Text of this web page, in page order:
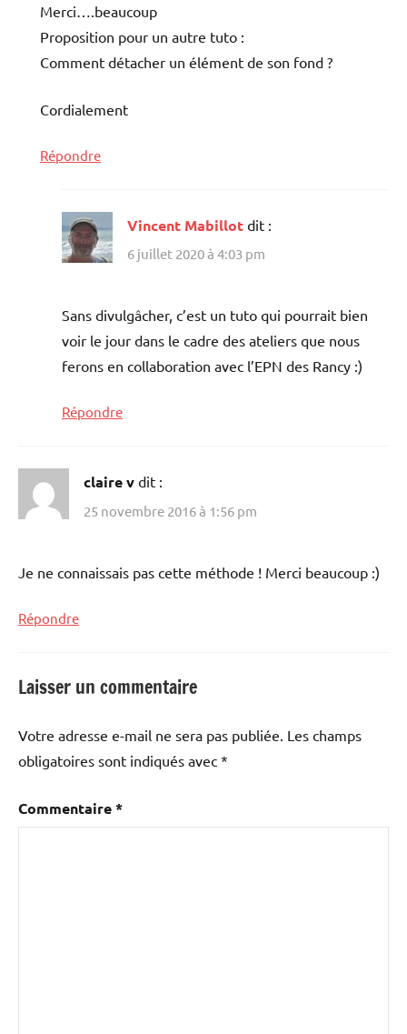
Merci….beaucoup
Proposition pour un autre tuto :
Comment détacher un élément de son fond ?
Cordialement
Répondre
Vincent Mabillot dit :
6 juillet 2020 à 4:03 pm
Sans divulgâcher, c’est un tuto qui pourrait bien
voir le jour dans le cadre des ateliers que nous
ferons en collaboration avec l’EPN des Rancy :)
Répondre
claire v dit :
25 novembre 2016 à 1:56 pm
Je ne connaissais pas cette méthode ! Merci beaucoup :)
Répondre
Laisser un commentaire
Votre adresse e-mail ne sera pas publiée. Les champs
obligatoires sont indiqués avec *
Commentaire*